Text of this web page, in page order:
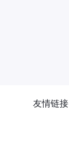
友情链接